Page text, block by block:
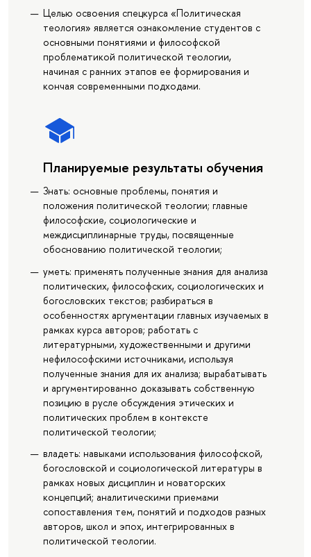
Целью освоения спецкурса «Политическая
теология» является ознакомление студентов с
основными понятиями и философской
проблематикой политической теологии,
начиная с ранних этапов ее формирования и
кончая современными подходами.
Планируемые результаты обучения
Знать: основные проблемы, понятия и
положения политической теологии; главные
философские, социологические и
междисциплинарные труды, посвященные
обоснованию политической теологии;
уметь: применять полученные знания для анализа
политических, философских, социологических и
богословских текстов; разбираться в
особенностях аргументации главных изучаемых в
рамках курса авторов; работать с
литературными, художественными и другими
нефилософскими источниками, используя
полученные знания для их анализа; вырабатывать
и аргументированно доказывать собственную
позицию в русле обсуждения этических и
политических проблем в контексте
политической теологии;
владеть: навыками использования философской,
богословской и социологической литературы в
рамках новых дисциплин и новаторских
концепций; аналитическими приемами
сопоставления тем, понятий и подходов разных
авторов, школ и эпох, интегрированных в
политической теологии.